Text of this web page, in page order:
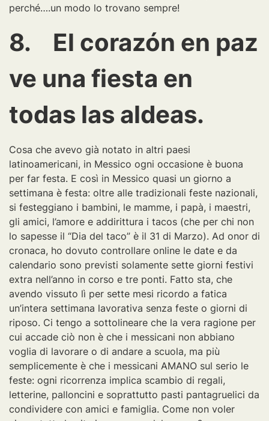
perché….un modo lo trovano sempre!
8. El corazón en paz
ve una fiesta en
todas las aldeas.
Cosa che avevo già notato in altri paesi
latinoamericani, in Messico ogni occasione è buona
per far festa. E così in Messico quasi un giorno a
settimana è festa: oltre alle tradizionali feste nazionali,
si festeggiano i bambini, le mamme, i papà, i maestri,
gli amici, l’amore e addirittura i tacos (che per chi non
lo sapesse il “Dia del taco” è il 31 di Marzo). Ad onor di
cronaca, ho dovuto controllare online le date e da
calendario sono previsti solamente sette giorni festivi
extra nell’anno in corso e tre ponti. Fatto sta, che
avendo vissuto lì per sette mesi ricordo a fatica
un’intera settimana lavorativa senza feste o giorni di
riposo. Ci tengo a sottolineare che la vera ragione per
cui accade ciò non è che i messicani non abbiano
voglia di lavorare o di andare a scuola, ma più
semplicemente è che i messicani AMANO sul serio le
feste: ogni ricorrenza implica scambio di regali,
letterine, palloncini e soprattutto pasti pantagruelici da
condividere con amici e famiglia. Come non voler